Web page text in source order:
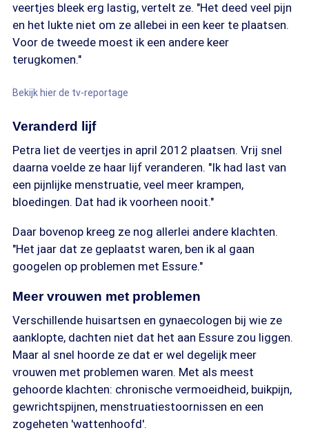
veertjes bleek erg lastig, vertelt ze. "Het deed veel pijn
en het lukte niet om ze allebei in een keer te plaatsen.
Voor de tweede moest ik een andere keer
terugkomen."
Bekijk hier de tv-reportage
Veranderd lijf
Petra liet de veertjes in april 2012 plaatsen. Vrij snel
daarna voelde ze haar lijf veranderen. "Ik had last van
een pijnlijke menstruatie, veel meer krampen,
bloedingen. Dat had ik voorheen nooit."
Daar bovenop kreeg ze nog allerlei andere klachten.
"Het jaar dat ze geplaatst waren, ben ik al gaan
googelen op problemen met Essure."
Meer vrouwen met problemen
Verschillende huisartsen en gynaecologen bij wie ze
aanklopte, dachten niet dat het aan Essure zou liggen.
Maar al snel hoorde ze dat er wel degelijk meer
vrouwen met problemen waren. Met als meest
gehoorde klachten: chronische vermoeidheid, buikpijn,
gewrichtspijnen, menstruatiestoornissen en een
zogeheten 'wattenhoofd'.